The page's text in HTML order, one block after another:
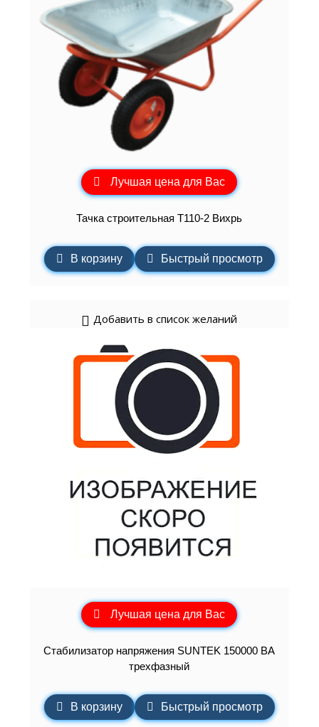
Лучшая цена для Вас
Тачка строительная Т110-2 Вихрь
В корзину Быстрый просмотр
Добавить в список желаний
Лучшая цена для Вас
Стабилизатор напряжения SUNTEK 150000 ВА
трехфазный
В корзину Быстрый просмотр